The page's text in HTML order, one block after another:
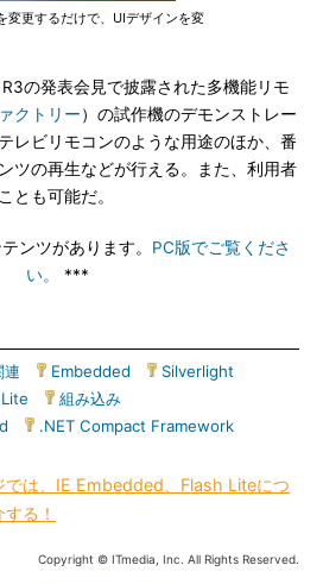
更するだけで、UIデザインを変
の発表会見で披露された多機能リモ
クトリー）の試作機のデモンストレー
レビリモコンのような用途のほか、番
ツの再生などが行える。また、利用者
とも可能だ。
ンツがあります。 PC版でご覧くださ
い。
***
Embedded Silverlight
組み込み
.NET Compact Framework
では、IE Embedded、Flash Liteにつ
る！
Copyright © ITmedia, Inc. All Rights Reserved.